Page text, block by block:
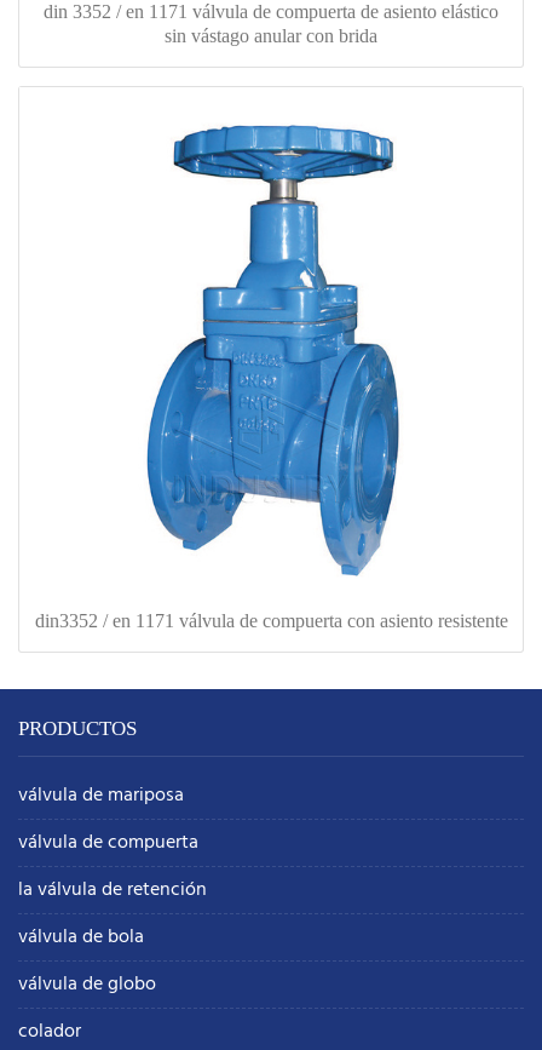
din 3352 / en 1171 válvula de compuerta de asiento elástico
sin vástago anular con brida
din3352 / en 1171 válvula de compuerta con asiento resistente
PRODUCTOS
válvula de mariposa
válvula de compuerta
la válvula de retención
válvula de bola
válvula de globo
colador